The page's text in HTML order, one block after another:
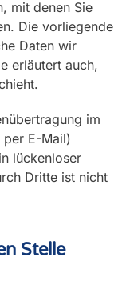
mit denen Sie
Die vorliegende
Daten wir
erläutert auch,
im
E-Mail)
lückenloser
Dritte ist nicht
Stelle